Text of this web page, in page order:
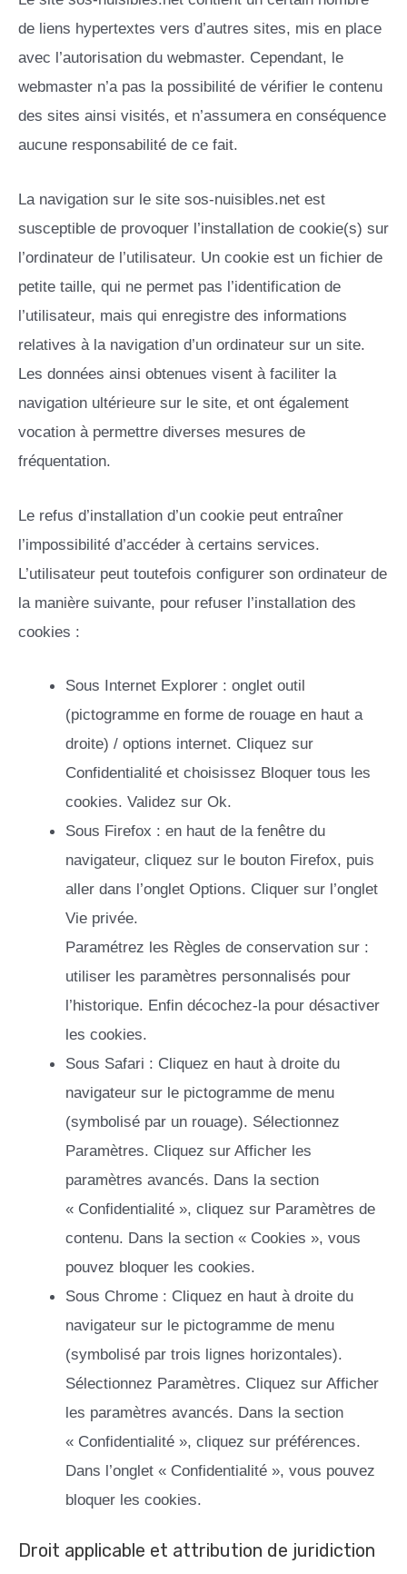
de liens hypertextes vers d’autres sites, mis en place
avec l’autorisation du webmaster. Cependant, le
webmaster n’a pas la possibilité de vérifier le contenu
des sites ainsi visités, et n’assumera en conséquence
aucune responsabilité de ce fait.
La navigation sur le site sos-nuisibles.net est
susceptible de provoquer l’installation de cookie(s) sur
l’ordinateur de l’utilisateur. Un cookie est un fichier de
petite taille, qui ne permet pas l’identification de
l’utilisateur, mais qui enregistre des informations
relatives à la navigation d’un ordinateur sur un site.
Les données ainsi obtenues visent à faciliter la
navigation ultérieure sur le site, et ont également
vocation à permettre diverses mesures de
fréquentation.
Le refus d’installation d’un cookie peut entraîner
l’impossibilité d’accéder à certains services.
L’utilisateur peut toutefois configurer son ordinateur de
la manière suivante, pour refuser l’installation des
cookies :
Sous Internet Explorer : onglet outil
(pictogramme en forme de rouage en haut a
droite) / options internet. Cliquez sur
Confidentialité et choisissez Bloquer tous les
cookies. Validez sur Ok.
Sous Firefox : en haut de la fenêtre du
navigateur, cliquez sur le bouton Firefox, puis
aller dans l’onglet Options. Cliquer sur l’onglet
Vie privée.
Paramétrez les Règles de conservation sur :
utiliser les paramètres personnalisés pour
l’historique. Enfin décochez-la pour désactiver
les cookies.
Sous Safari : Cliquez en haut à droite du
navigateur sur le pictogramme de menu
(symbolisé par un rouage). Sélectionnez
Paramètres. Cliquez sur Afficher les
paramètres avancés. Dans la section
« Confidentialité », cliquez sur Paramètres de
contenu. Dans la section « Cookies », vous
pouvez bloquer les cookies.
Sous Chrome : Cliquez en haut à droite du
navigateur sur le pictogramme de menu
(symbolisé par trois lignes horizontales).
Sélectionnez Paramètres. Cliquez sur Afficher
les paramètres avancés. Dans la section
« Confidentialité », cliquez sur préférences.
Dans l’onglet « Confidentialité », vous pouvez
bloquer les cookies.
Droit applicable et attribution de juridiction